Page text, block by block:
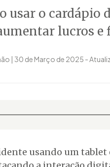
usar o
lucros
| 30 de Março de 2025 -